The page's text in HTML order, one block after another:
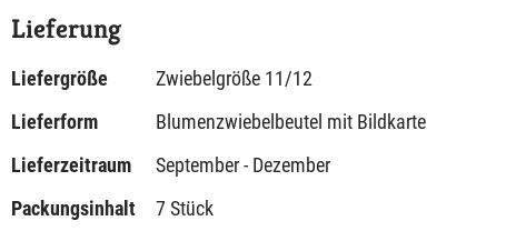
Lieferung
Liefergröße
Zwiebelgröße 11/12
Lieferform
Blumenzwiebelbeutel mit Bildkarte
Lieferzeitraum
September - Dezember
Packungsinhalt
7 Stück